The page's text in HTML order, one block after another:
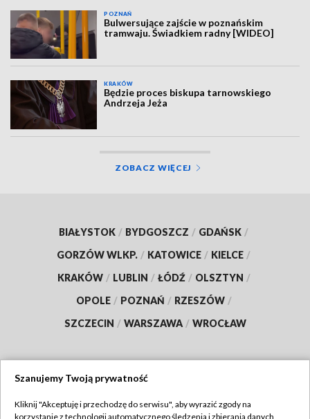
POZNAŃ
Bulwersujące zajście w poznańskim
tramwaju. Świadkiem radny [WIDEO]
KRAKÓW
Będzie proces biskupa tarnowskiego
Andrzeja Jeża
ZOBACZ WIĘCEJ
BIAŁYSTOK / BYDGOSZCZ / GDAŃSK /
GORZÓW WLKP. / KATOWICE / KIELCE /
KRAKÓW / LUBLIN / ŁÓDŹ / OLSZTYN /
OPOLE / POZNAŃ / RZESZÓW /
SZCZECIN / WARSZAWA / WROCŁAW
Szanujemy Twoją prywatność
Kliknij "Akceptuję i przechodzę do serwisu", aby wyrazić zgody na
korzystanie z technologii automatycznego śledzenia i zbierania danych,